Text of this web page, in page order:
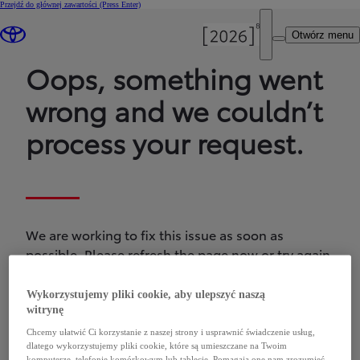
Przejdź do głównej zawartości (Press Enter)
Otwórz menu
Oops, something went
wrong and we couldn’t
process your request.
We are working to fix this issue as soon as
possible. Please refresh the page now or try again
Wykorzystujemy pliki cookie, aby ulepszyć naszą
witrynę
Chcemy ułatwić Ci korzystanie z naszej strony i usprawnić świadczenie usług,
dlatego wykorzystujemy pliki cookie, które są umieszczane na Twoim